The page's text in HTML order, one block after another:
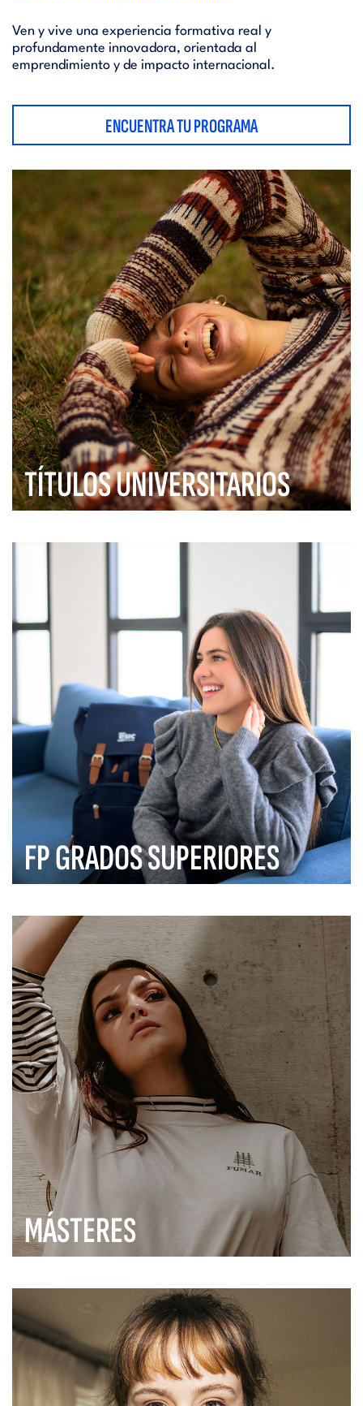
Ven y vive una experiencia formativa real y
profundamente innovadora, orientada al
emprendimiento y de impacto internacional.
ENCUENTRA TU PROGRAMA
TÍTULOS UNIVERSITARIOS
FP GRADOS SUPERIORES
MÁSTERES